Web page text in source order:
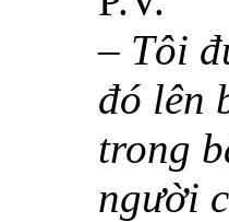
– Tôi
đó lên
trong
người